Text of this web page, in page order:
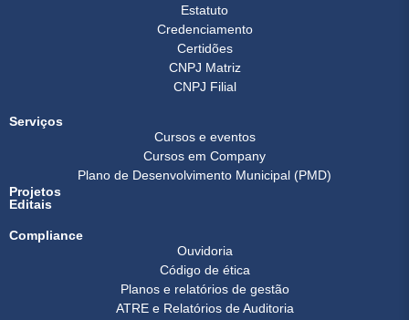
Estatuto
Credenciamento
Certidões
CNPJ Matriz
CNPJ Filial
Serviços
Cursos e eventos
Cursos em Company
Plano de Desenvolvimento Municipal (PMD)
Projetos
Editais
Compliance
Ouvidoria
Código de ética
Planos e relatórios de gestão
ATRE e Relatórios de Auditoria